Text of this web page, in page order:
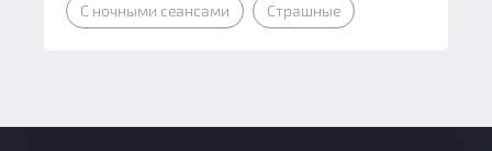
С ночными сеансами Страшные